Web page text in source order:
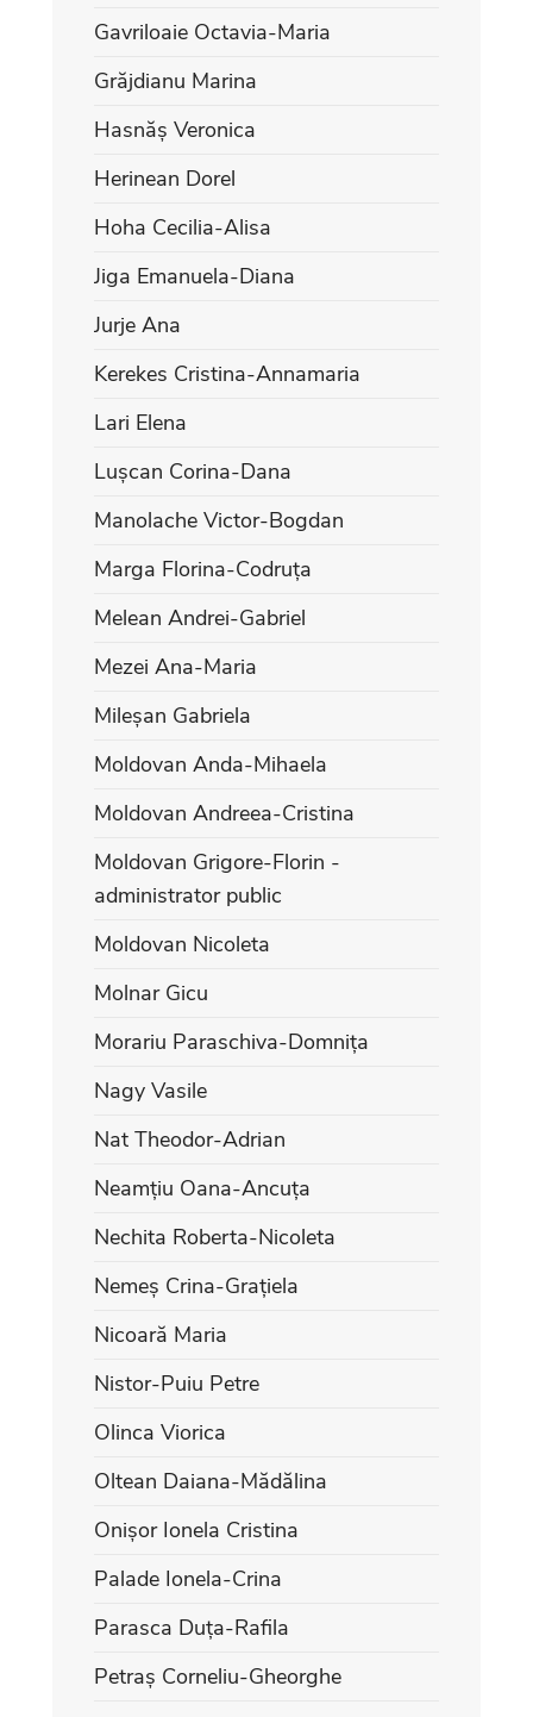
Gavriloaie Octavia-Maria
Grăjdianu Marina
Hasnăș Veronica
Herinean Dorel
Hoha Cecilia-Alisa
Jiga Emanuela-Diana
Jurje Ana
Kerekes Cristina-Annamaria
Lari Elena
Lușcan Corina-Dana
Manolache Victor-Bogdan
Marga Florina-Codruța
Melean Andrei-Gabriel
Mezei Ana-Maria
Mileșan Gabriela
Moldovan Anda-Mihaela
Moldovan Andreea-Cristina
Moldovan Grigore-Florin -
administrator public
Moldovan Nicoleta
Molnar Gicu
Morariu Paraschiva-Domnița
Nagy Vasile
Nat Theodor-Adrian
Neamțiu Oana-Ancuța
Nechita Roberta-Nicoleta
Nemeș Crina-Grațiela
Nicoară Maria
Nistor-Puiu Petre
Olinca Viorica
Oltean Daiana-Mădălina
Onișor Ionela Cristina
Palade Ionela-Crina
Parasca Duța-Rafila
Petraș Corneliu-Gheorghe